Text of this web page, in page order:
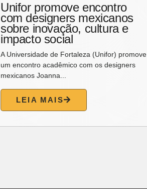
Unifor promove encontro
com designers mexicanos
sobre inovação, cultura e
impacto social
A Universidade de Fortaleza (Unifor) promove
um encontro acadêmico com os designers
mexicanos Joanna...
LEIA MAIS